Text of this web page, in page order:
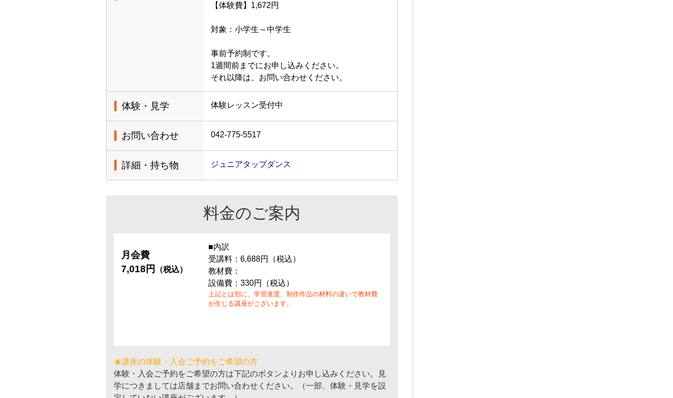
【体験費】1,672円
対象：小学生～中学生
事前予約制です。
1週間前までにお申し込みください。
それ以降は、お問い合わせください。
体験・見学 体験レッスン受付中
お問い合わせ 042-775-5517
詳細・持ち物 ジュニアタップダンス
料金のご案内
月会費
7,018円
（税込）
■内訳
受講料：6,688円（税込）
教材費：
設備費：330円（税込）
上記とは別に、学習進度、制作作品の材料の違いで教材費
が生じる講座がございます。
★講座の体験・入会ご予約をご希望の方
体験・入会ご予約をご希望の方は下記のボタンよりお申し込みください。見
学につきましては店舗までお問い合わせください。（一部、体験・見学を設